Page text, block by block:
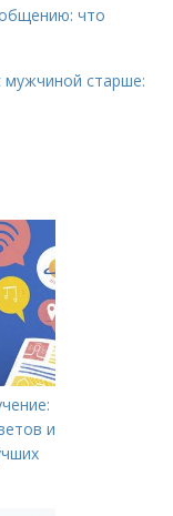
что
мужчиной старше:
и